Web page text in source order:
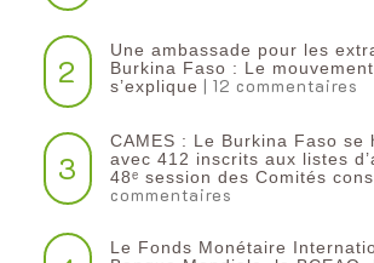
2
Une ambassade pour les
Burkina Faso : Le
s’explique | 12 commentaires
3
CAMES : Le Burkina Faso se
avec 412 inscrits aux listes
48ᵉ session des Comités
commentaires
Le Fonds Monétaire